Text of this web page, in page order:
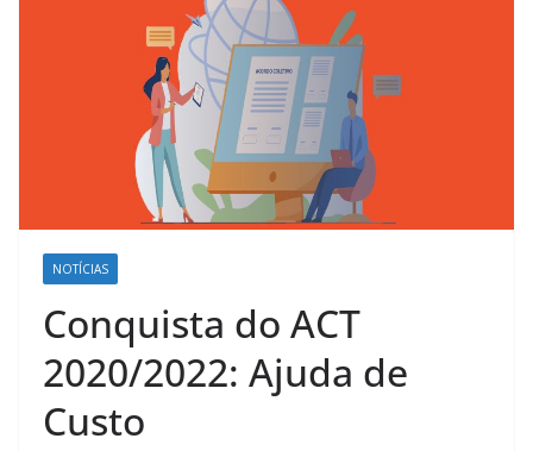
NOTÍCIAS
Conquista do ACT
2020/2022: Ajuda de
Custo